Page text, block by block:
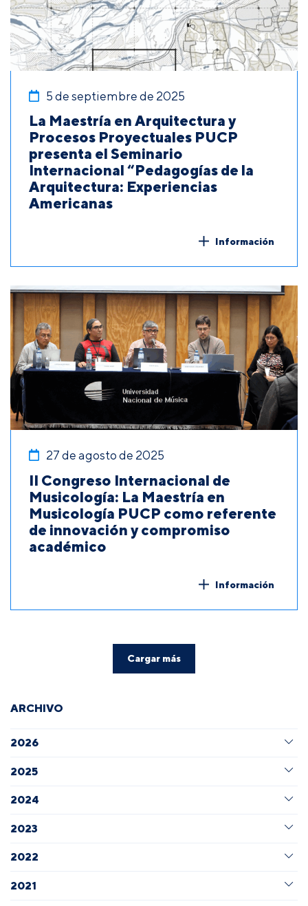
5 de septiembre de 2025
La Maestría en Arquitectura y
Procesos Proyectuales PUCP
presenta el Seminario
Internacional “Pedagogías de la
Arquitectura: Experiencias
Americanas
Información
27 de agosto de 2025
II Congreso Internacional de
Musicología: La Maestría en
Musicología PUCP como referente
de innovación y compromiso
académico
Información
Cargar más
ARCHIVO
2026
2025
2024
2023
2022
2021